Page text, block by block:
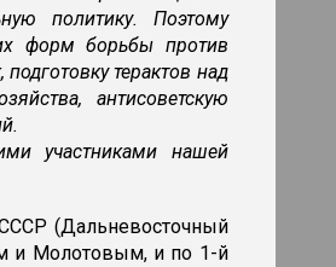
политику. Поэтому
форм борьбы против
терактов над
антисоветскую
участниками нашей
(Дальневосточный
и Молотовым, и по 1-й